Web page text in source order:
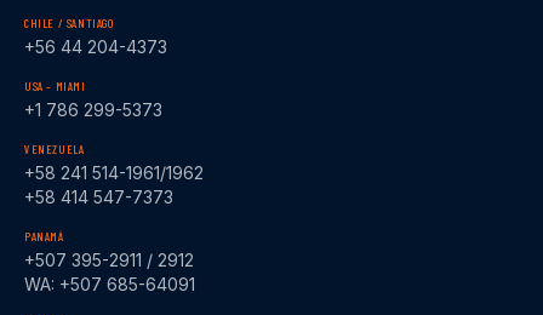
CHILE / SANTIAGO
+56 44 204-4373
USA – MIAMI
+1 786 299-5373
VENEZUELA
+58 241 514-1961/1962
+58 414 547-7373
PANAMÁ
+507 395-2911 / 2912
WA: +507 685-64091